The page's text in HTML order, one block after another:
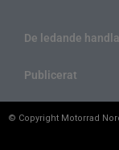
De ledande
Publicerat
© Copyright Motorrad